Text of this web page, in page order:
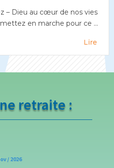
– Dieu au cœur de nos vies
en marche pour ce ...
Lire
retraite :
/ 2026